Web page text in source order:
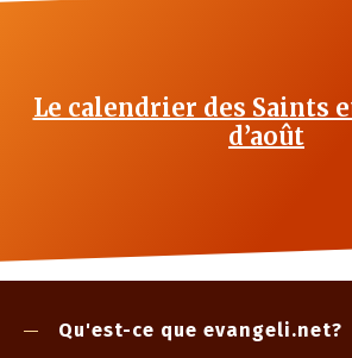
Le calendrier des Saints
d’août
Qu'est-ce que evangeli.net?